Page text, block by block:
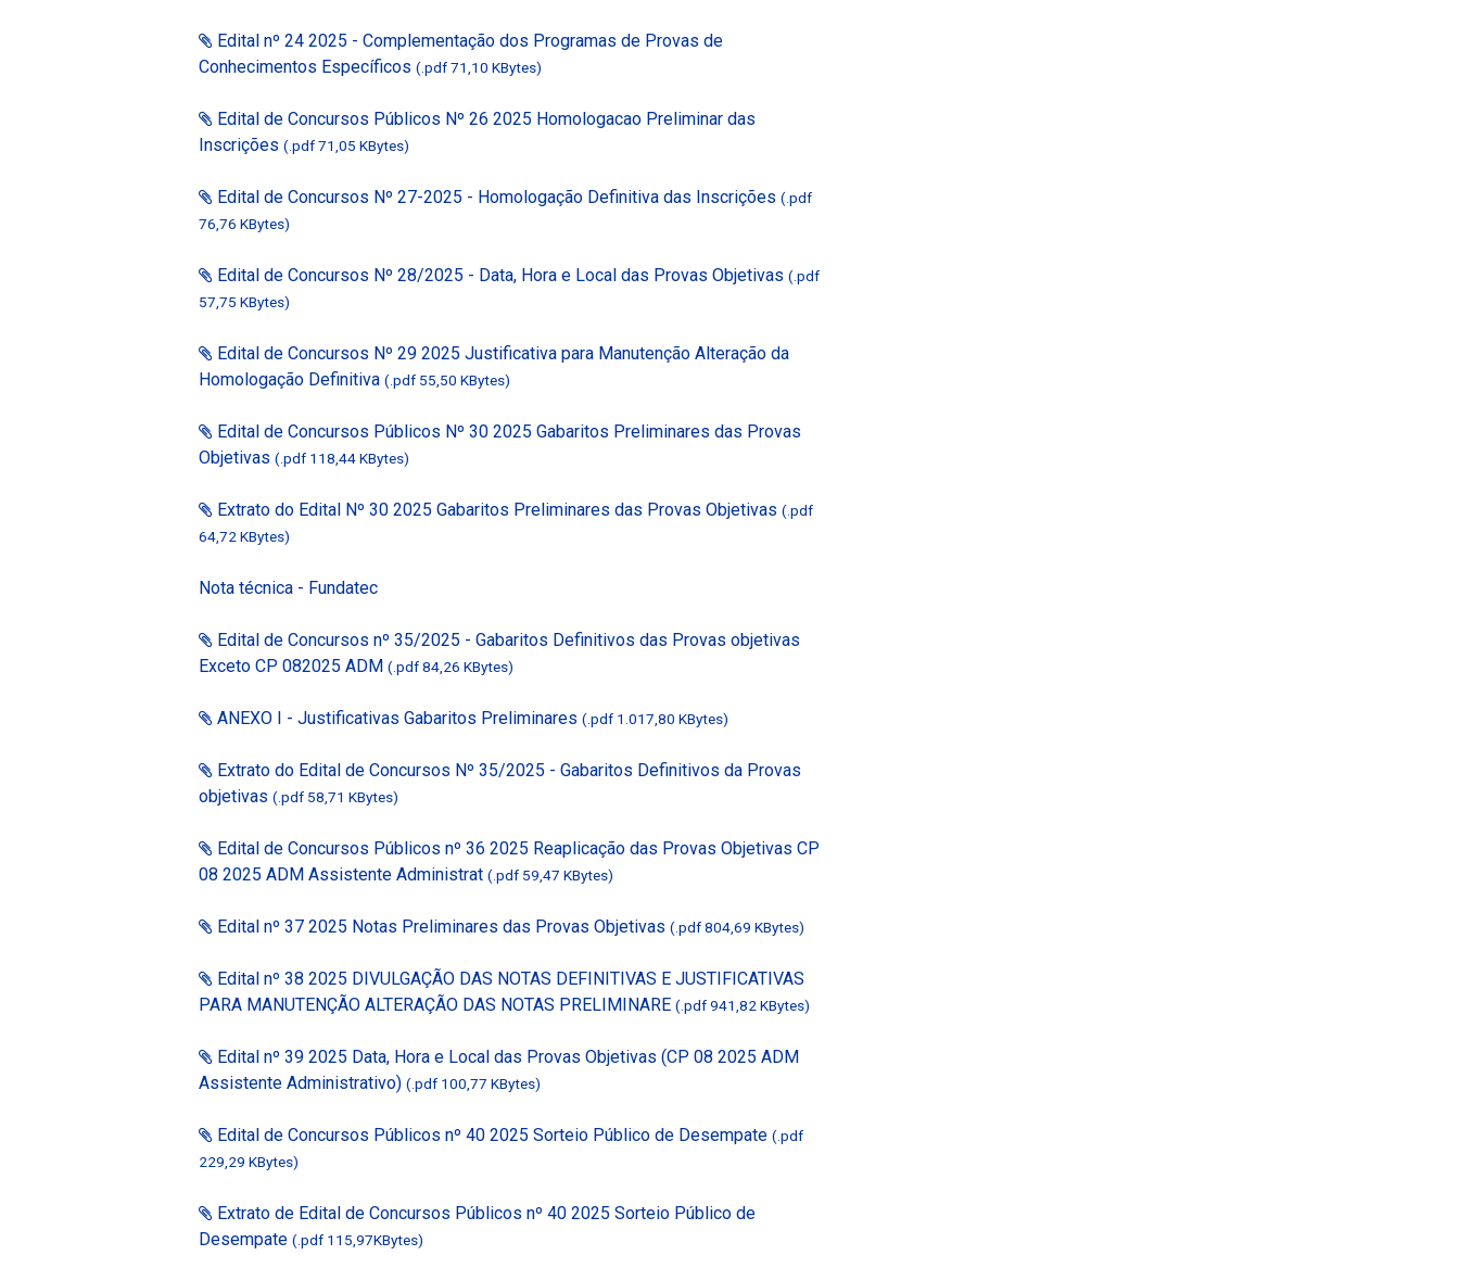
Edital nº 24 2025 - Complementação dos Programas de Provas de
Conhecimentos Específicos (.pdf 71,10 KBytes)
Edital de Concursos Públicos Nº 26 2025 Homologacao Preliminar das
Inscrições (.pdf 71,05 KBytes)
Edital de Concursos Nº 27-2025 - Homologação Definitiva das Inscrições (.pdf
76,76 KBytes)
Edital de Concursos Nº 28/2025 - Data, Hora e Local das Provas Objetivas (.pdf
57,75 KBytes)
Edital de Concursos Nº 29 2025 Justificativa para Manutenção Alteração da
Homologação Definitiva (.pdf 55,50 KBytes)
Edital de Concursos Públicos Nº 30 2025 Gabaritos Preliminares das Provas
Objetivas (.pdf 118,44 KBytes)
Extrato do Edital Nº 30 2025 Gabaritos Preliminares das Provas Objetivas (.pdf
64,72 KBytes)
Nota técnica - Fundatec
Edital de Concursos nº 35/2025 - Gabaritos Definitivos das Provas objetivas
Exceto CP 082025 ADM (.pdf 84,26 KBytes)
ANEXO I - Justificativas Gabaritos Preliminares (.pdf 1.017,80 KBytes)
Extrato do Edital de Concursos Nº 35/2025 - Gabaritos Definitivos da Provas
objetivas (.pdf 58,71 KBytes)
Edital de Concursos Públicos nº 36 2025 Reaplicação das Provas Objetivas CP
08 2025 ADM Assistente Administrat (.pdf 59,47 KBytes)
Edital nº 37 2025 Notas Preliminares das Provas Objetivas (.pdf 804,69 KBytes)
Edital nº 38 2025 DIVULGAÇÃO DAS NOTAS DEFINITIVAS E JUSTIFICATIVAS
PARA MANUTENÇÃO ALTERAÇÃO DAS NOTAS PRELIMINARE (.pdf 941,82 KBytes)
Edital nº 39 2025 Data, Hora e Local das Provas Objetivas (CP 08 2025 ADM
Assistente Administrativo) (.pdf 100,77 KBytes)
Edital de Concursos Públicos nº 40 2025 Sorteio Público de Desempate (.pdf
229,29 KBytes)
Extrato de Edital de Concursos Públicos nº 40 2025 Sorteio Público de
Desempate (.pdf 115,97KBytes)